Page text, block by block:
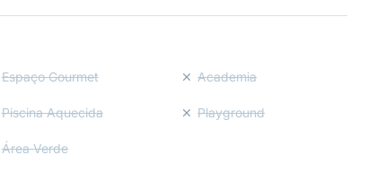
Espaço Gourmet Academia
Piscina Aquecida Playground
Área Verde